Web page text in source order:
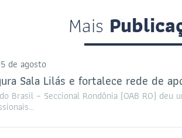
Mais
de agosto
Sala Lilás e fortalece rede de
Brasil – Seccional Rondônia (OAB RO)